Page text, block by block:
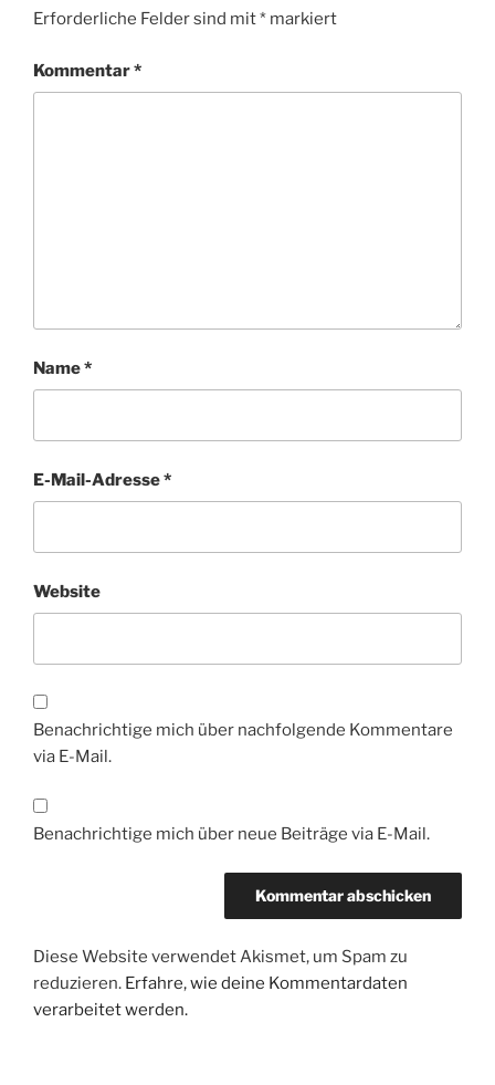
Erforderliche Felder sind mit* markiert
Kommentar*
Name*
E-Mail-Adresse*
Website
Benachrichtige mich über nachfolgende Kommentare
via E-Mail.
Benachrichtige mich über neue Beiträge via E-Mail.
Diese Website verwendet Akismet, um Spam zu
reduzieren. Erfahre, wie deine Kommentardaten
verarbeitet werden.